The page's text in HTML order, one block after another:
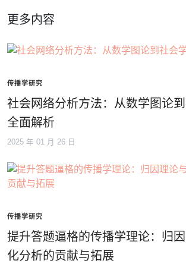
更多内容
传播学研究
社会网络分析方法：从数学图论
全面解析
2025 年 01 月 26 日
传播学研究
提升答题逼格的传播学理论：归
化分析的贡献与拓展